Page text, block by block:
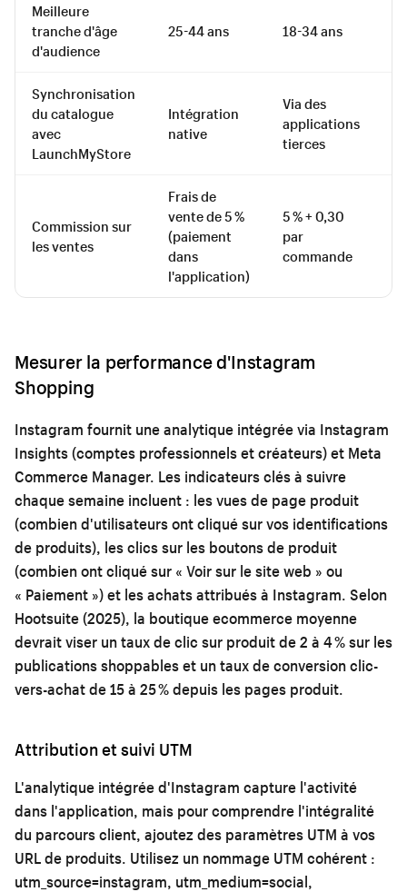
Meilleure
tranche d'âge
d'audience
25-44 ans 18-34 ans
Synchronisation
du catalogue
avec
LaunchMyStore
Intégration
native
Via des
applications
tierces
Commission sur
les ventes
Frais de
vente de 5 %
(paiement
dans
l'application)
5 % + 0,30
par
commande
Mesurer la performance d'Instagram
Shopping
Instagram fournit une analytique intégrée via Instagram
Insights (comptes professionnels et créateurs) et Meta
Commerce Manager. Les indicateurs clés à suivre
chaque semaine incluent : les vues de page produit
(combien d'utilisateurs ont cliqué sur vos identifications
de produits), les clics sur les boutons de produit
(combien ont cliqué sur « Voir sur le site web » ou
« Paiement ») et les achats attribués à Instagram. Selon
Hootsuite (2025), la boutique ecommerce moyenne
devrait viser un taux de clic sur produit de 2 à 4 % sur les
publications shoppables et un taux de conversion clic-
vers-achat de 15 à 25 % depuis les pages produit.
Attribution et suivi UTM
L'analytique intégrée d'Instagram capture l'activité
dans l'application, mais pour comprendre l'intégralité
du parcours client, ajoutez des paramètres UTM à vos
URL de produits. Utilisez un nommage UTM cohérent :
utm_source=instagram, utm_medium=social,